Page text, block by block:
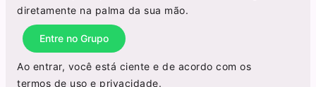
diretamente na palma da sua mão.
Entre no Grupo
Ao entrar, você está ciente e de acordo com os
termos de uso e privacidade.